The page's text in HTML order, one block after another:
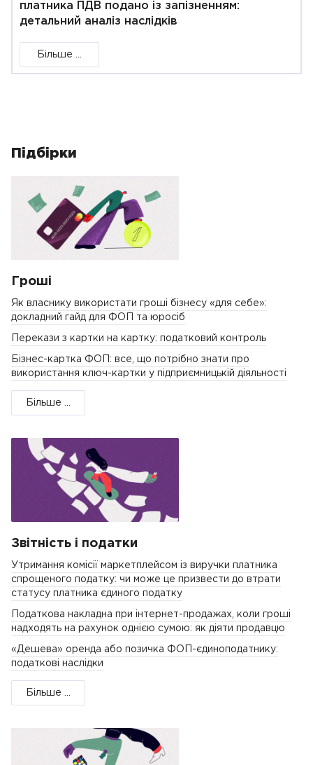
платника ПДВ подано із запізненням:
детальний аналіз наслідків
Більше ...
Підбірки
Гроші
Як власнику використати гроші бізнесу «для себе»:
докладний гайд для ФОП та юросіб
Перекази з картки на картку: податковий контроль
Бізнес-картка ФОП: все, що потрібно знати про
використання ключ-картки у підприємницькій діяльності
Більше ...
Звітність і податки
Утримання комісії маркетплейсом із виручки платника
спрощеного податку: чи може це призвести до втрати
статусу платника єдиного податку
Податкова накладна при інтернет-продажах, коли гроші
надходять на рахунок однією сумою: як діяти продавцю
«Дешева» оренда або позичка ФОП-єдиноподатнику:
податкові наслідки
Більше ...